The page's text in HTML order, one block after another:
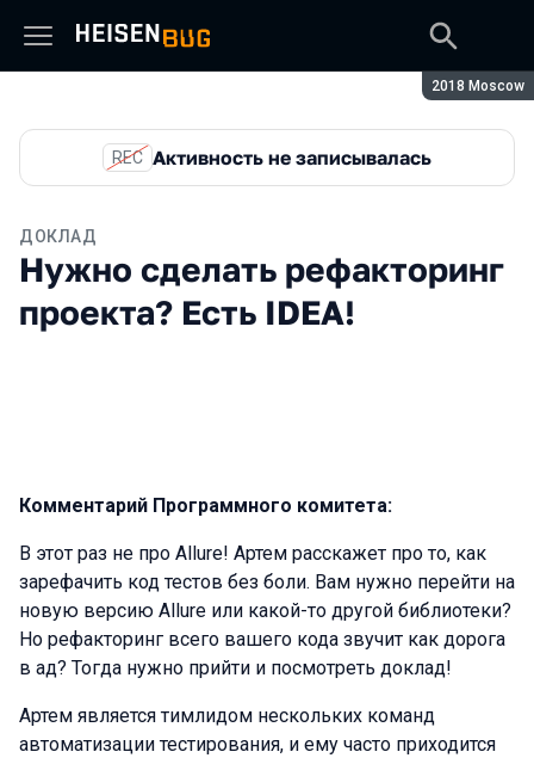
Сезон:
2018 Moscow
REC Активность не записывалась
ДОКЛАД
Нужно сделать рефакторинг
проекта? Есть IDEA!
Комментарий Программного комитета:
В этот раз не про Allure! Артем расскажет про то, как
зарефачить код тестов без боли. Вам нужно перейти на
новую версию Allure или какой-то другой библиотеки?
Но рефакторинг всего вашего кода звучит как дорога
в ад? Тогда нужно прийти и посмотреть доклад!
Артем является тимлидом нескольких команд
автоматизации тестирования, и ему часто приходится